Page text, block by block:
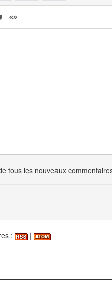
tous les nouveaux
: |